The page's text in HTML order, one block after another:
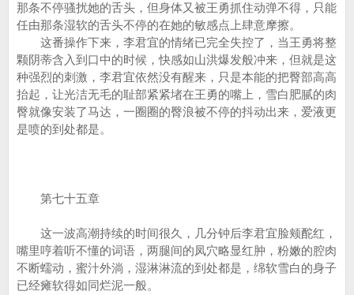
那条不停骚扰她的舌头，但身体又被王勇抓住动弹不得，只能
任由那条湿软的舌头不停的在她的敏感点上肆意摩擦。
这番操作下来，李君宜的情绪已完全失控了，当王勇将整
颗阴蒂含入到口中的时候，快感如山洪爆发般冲来，但就是这
种强烈的刺激，李君宜依然没有醒来，只是本能的把臀部高高
抬起，让光洁无毛的耻部紧紧堵在王勇的嘴上，雪白肥腻的肉
臀就像安装了马达，一圈圈的臀浪被不停的抖动出来，爱液更
是喷的到处都是。
第七十五章
这一波高潮持续的时间很久，几分钟后李君宜脸颊酡红，
嘴里哼着听不懂的词语，两腿间的凤穴略显红肿，粉嫩的腔肉
不断蠕动，蜜汁外淌，湿淋淋流的到处都是，绵软雪白的身子
已经瘫软得如同烂泥一般。